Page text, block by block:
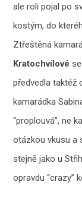
ale roli pojal po
kostým, do
Ztřeštěná
Kratochvílové
předvedla taktéž
kamarádka
“proplouvá”, ne
otázkou vkusu a
stejně jako u
opravdu “crazy”